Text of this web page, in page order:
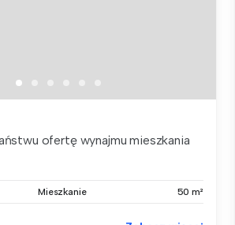
ofertę wynajmu mieszkania
Mieszkanie 50 m²